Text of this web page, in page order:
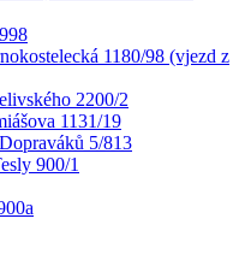
1180/98 (vjezd z
2200/2
1131/19
5/813
900/1